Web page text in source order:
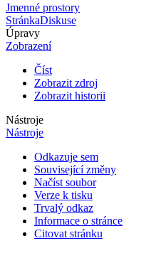
Jmenné prostory
StránkaDiskuse
Úpravy
Zobrazení
Číst
Zobrazit zdroj
Zobrazit historii
Nástroje
Nástroje
Odkazuje sem
Související změny
Načíst soubor
Verze k tisku
Trvalý odkaz
Informace o stránce
Citovat stránku